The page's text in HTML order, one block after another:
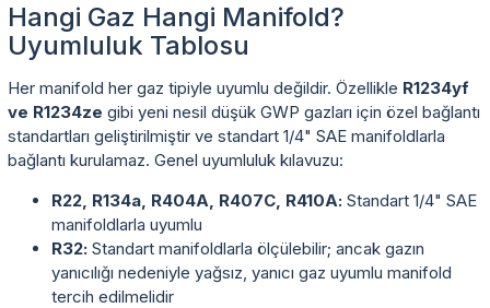
Hangi Gaz Hangi Manifold?
Uyumluluk Tablosu
Her manifold her gaz tipiyle uyumlu değildir. Özellikle R1234yf
ve R1234ze gibi yeni nesil düşük GWP gazları için özel bağlantı
standartları geliştirilmiştir ve standart 1/4" SAE manifoldlarla
bağlantı kurulamaz. Genel uyumluluk kılavuzu:
R22, R134a, R404A, R407C, R410A: Standart 1/4" SAE
manifoldlarla uyumlu
R32: Standart manifoldlarla ölçülebilir; ancak gazın
yanıcılığı nedeniyle yağsız, yanıcı gaz uyumlu manifold
tercih edilmelidir